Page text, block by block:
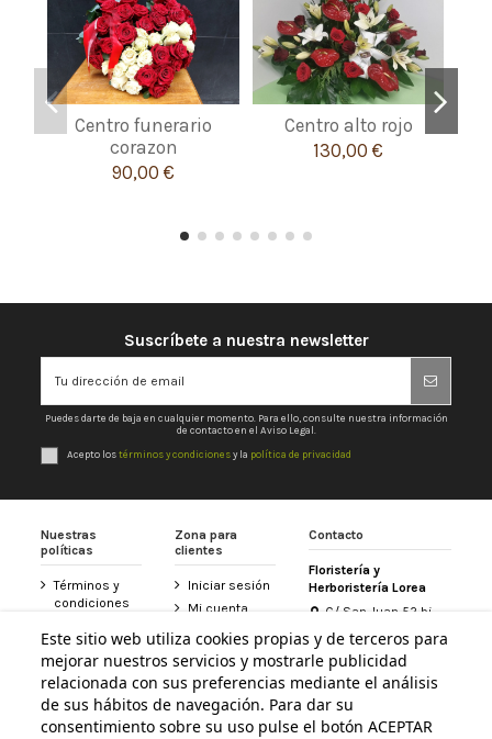
Centro funerario
corazon
90,00 €
Centro alto rojo
130,00 €
Suscríbete a nuestra newsletter
Puedes darte de baja en cualquier momento. Para ello, consulte nuestra información
de contacto en el Aviso Legal.
Acepto lostérminos y condicionesy la política de privacidad
Nuestras
políticas
Términos y
condiciones
privacidad
Aviso legal
Política de
cookies
Accesibilidad
Zona para
clientes
Iniciar sesión
Mi cuenta
Historial de
pedidos
Tarjeta
Floristería
Lorea
Contacte con
Contacto
Floristería y
Herboristería Lorea
C/ San Juan 52 bj
31800 Altsasu /
Alsasua (Navarra)
948 467 426
info@floristerialorea.es
Este sitio web utiliza cookies propias y de terceros para
mejorar nuestros servicios y mostrarle publicidad
relacionada con sus preferencias mediante el análisis
de sus hábitos de navegación. Para dar su
consentimiento sobre su uso pulse el botón ACEPTAR